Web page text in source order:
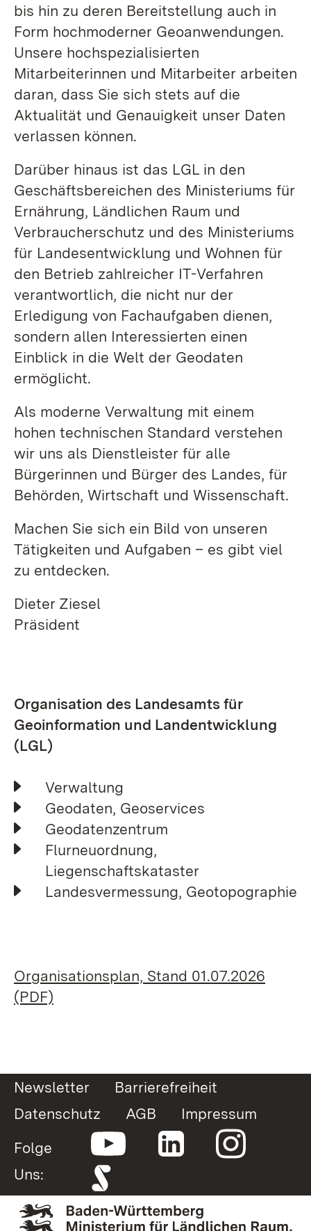
bis hin zu deren Bereitstellung auch in
Form hochmoderner Geoanwendungen.
Unsere hochspezialisierten
Mitarbeiterinnen und Mitarbeiter arbeiten
daran, dass Sie sich stets auf die
Aktualität und Genauigkeit unser Daten
verlassen können.
Darüber hinaus ist das LGL in den
Geschäftsbereichen des Ministeriums für
Ernährung, Ländlichen Raum und
Verbraucherschutz und des Ministeriums
für Landesentwicklung und Wohnen für
den Betrieb zahlreicher IT-Verfahren
verantwortlich, die nicht nur der
Erledigung von Fachaufgaben dienen,
sondern allen Interessierten einen
Einblick in die Welt der Geodaten
ermöglicht.
Als moderne Verwaltung mit einem
hohen technischen Standard verstehen
wir uns als Dienstleister für alle
Bürgerinnen und Bürger des Landes, für
Behörden, Wirtschaft und Wissenschaft.
Machen Sie sich ein Bild von unseren
Tätigkeiten und Aufgaben – es gibt viel
zu entdecken.
Dieter Ziesel
Präsident
Organisation des Landesamts für
Geoinformation und Landentwicklung
(LGL)
Verwaltung
Geodaten, Geoservices
Geodatenzentrum
Flurneuordnung,
Liegenschaftskataster
Landesvermessung, Geotopographie
Organisationsplan, Stand 01.07.2026
(PDF)
Newsletter
Barrierefreiheit
Datenschutz
AGB
Impressum
Folge
Uns: